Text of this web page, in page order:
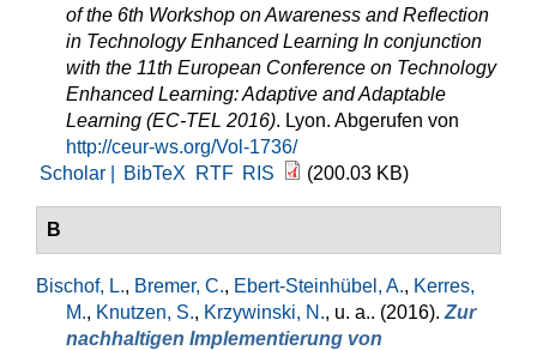
of the 6th Workshop on Awareness and Reflection
in Technology Enhanced Learning In conjunction
with the 11th European Conference on Technology
Enhanced Learning: Adaptive and Adaptable
Learning (EC-TEL 2016). Lyon. Abgerufen von
http://ceur-ws.org/Vol-1736/
Scholar |
BibTeX RTF RIS (200.03 KB)
B
Bischof, L., Bremer, C., Ebert-Steinhübel, A., Kerres,
M., Knutzen, S., Krzywinski, N., u. a.. (2016). Zur
nachhaltigen Implementierung von